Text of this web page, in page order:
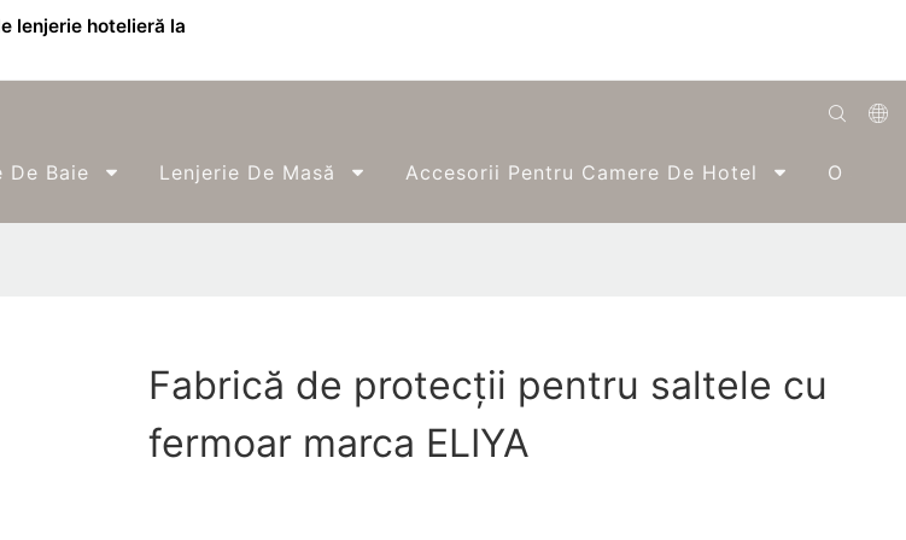
lenjerie hotelieră la
Bahasa Indonesia
De Baie Lenjerie De Masă Accesorii Pentru Camere De Hotel O
Fabrică de protecții pentru saltele cu
fermoar marca ELIYA